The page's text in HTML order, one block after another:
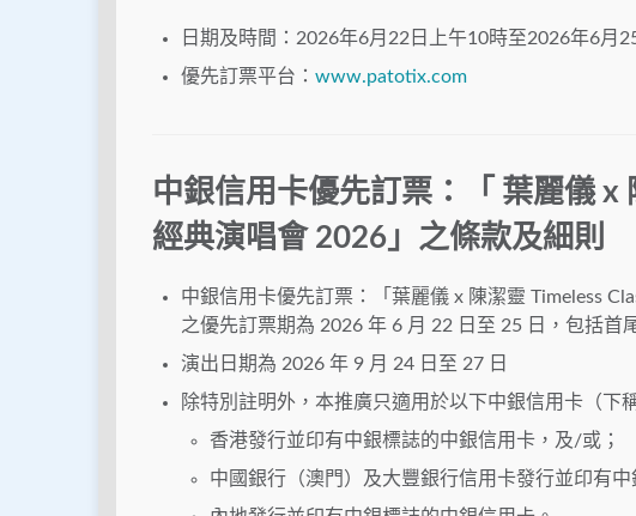
日期及時間：2026年6月22日上午10時至2026年6月
優先訂票平台： www.patotix.com
中銀信用卡優先訂票：「 葉麗儀 x
經典演唱會 2026」之條款及細則
中銀信用卡優先訂票：「葉麗儀 x 陳潔靈 Timeless
之優先訂票期為 2026 年 6 月 22 日至 25 日，包括首
演出日期為 2026 年 9 月 24 日至 27 日
除特別註明外，本推廣只適用於以下中銀信用卡（下
香港發行並印有中銀標誌的中銀信用卡，及/或；
中國銀行（澳門）及大豐銀行信用卡發行並印有